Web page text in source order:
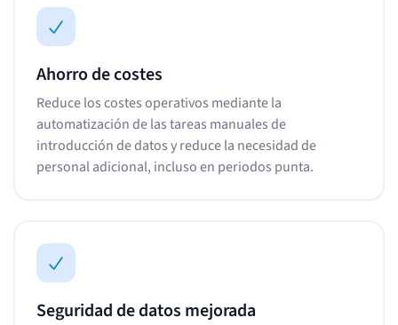
Ahorro de costes
Reduce los costes operativos mediante la
automatización de las tareas manuales de
introducción de datos y reduce la necesidad de
personal adicional, incluso en periodos punta.
Seguridad de datos mejorada